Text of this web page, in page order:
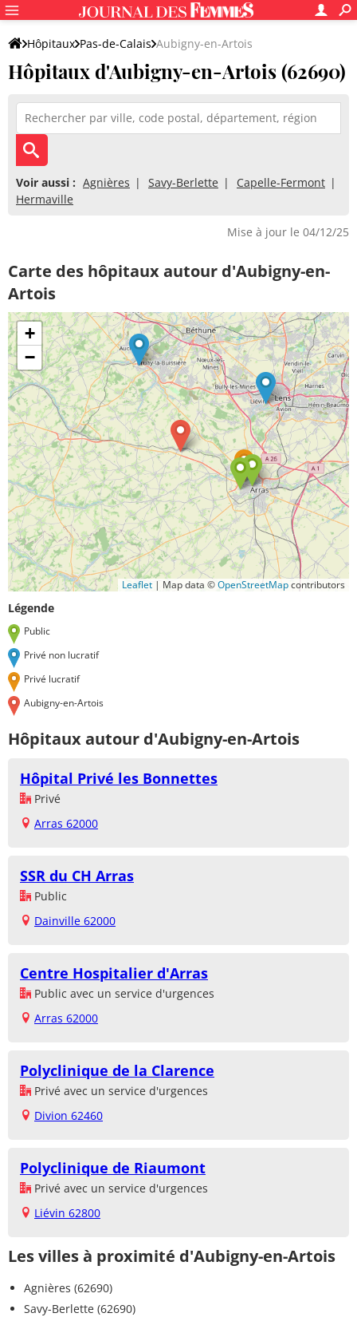
Hôpitaux Pas-de-Calais Aubigny-en-Artois
Hôpitaux d'Aubigny-en-Artois (62690)
Voir aussi : Agnières Savy-Berlette
Capelle-Fermont
Hermaville
Mise à jour le 04/12/25
Carte des hôpitaux autour d'Aubigny-en-
Artois
+
−
Leaflet | Map data ©OpenStreetMapcontributors
Légende
Public
Privé non lucratif
Privé lucratif
Aubigny-en-Artois
Hôpitaux autour d'Aubigny-en-Artois
Hôpital Privé les Bonnettes
Privé
Arras 62000
SSR du CH Arras
Public
Dainville 62000
Centre Hospitalier d'Arras
Public avec un service d'urgences
Arras 62000
Polyclinique de la Clarence
Privé avec un service d'urgences
Divion 62460
Polyclinique de Riaumont
Privé avec un service d'urgences
Liévin 62800
Les villes à proximité d'Aubigny-en-Artois
Agnières (62690)
Savy-Berlette (62690)